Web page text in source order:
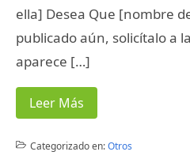
ella] Desea Que [nombre
publicado aún, solicítalo a
aparece […]
Leer Más
Categorizado en:Otros